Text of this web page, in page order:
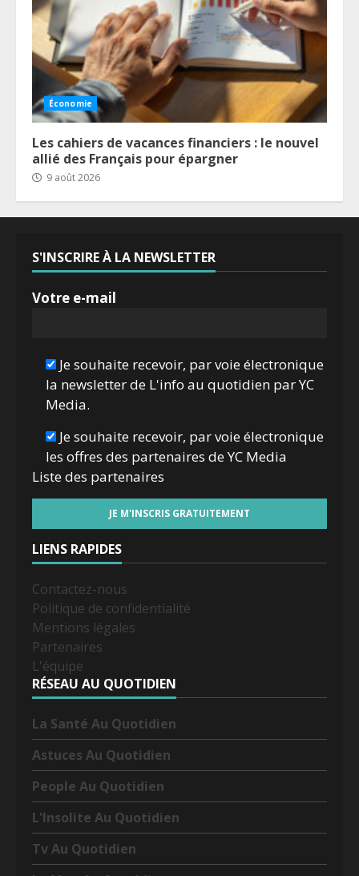
Économie
Les cahiers de vacances financiers : le nouvel
allié des Français pour épargner
9 août 2026
S'INSCRIRE À LA NEWSLETTER
Votre e-mail
Je souhaite recevoir, par voie électronique
la newsletter de L'info au quotidien par YC
Media.
Je souhaite recevoir, par voie électronique
les offres des partenaires de YC Media
Liste des partenaires
LIENS RAPIDES
Contactez-nous
Politique de confidentialité
Mentions légales
Partenaires
L'équipe
RÉSEAU AU QUOTIDIEN
La Santé Au Quotidien
Astuces Au Quotidien
People Au Quotidien
L'Insolite Au Quotidien
Tv Au Quotidien